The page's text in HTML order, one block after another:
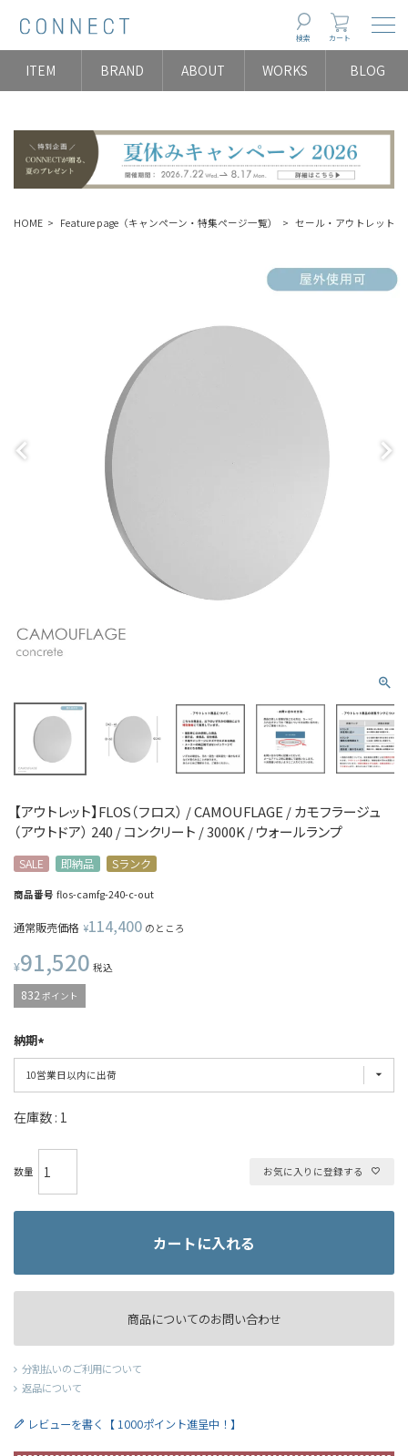
検索 カート
ITEM BRAND ABOUT WORKS BLOG
HOME Feature page（キャンペーン・特集ページ一覧） セール・アウトレット
【アウトレット】FLOS（フロス） / CAMOUFLAGE / カモフラージュ
（アウトドア） 240 / コンクリート / 3000K / ウォールランプ
SALE 即納品 Sランク
商品番号 flos-camfg-240-c-out
通常販売価格 ¥114,400 のところ
¥91,520 税込
832ポイント
納期
在庫数 1
お気に入りに登録する
カートに入れる
商品についてのお問い合わせ
分割払いのご利用について
返品について
レビューを書く【 1000ポイント進呈中！】